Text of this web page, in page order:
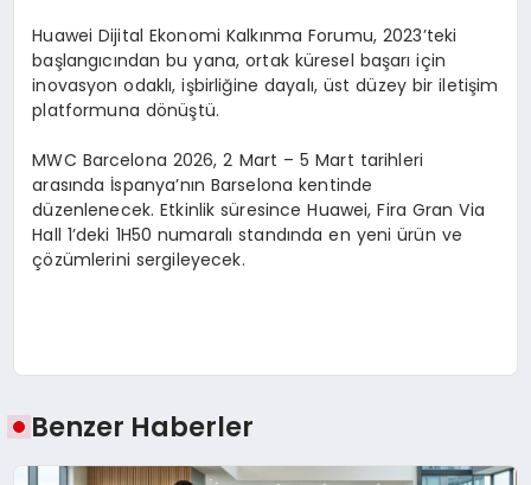
Huawei Dijital Ekonomi Kalkınma Forumu, 2023’teki
başlangıcından bu yana, ortak küresel başarı için
inovasyon odaklı, işbirliğine dayalı, üst düzey bir iletişim
platformuna dönüştü.
MWC Barcelona 2026, 2 Mart – 5 Mart tarihleri
arasında İspanya’nın Barselona kentinde
düzenlenecek. Etkinlik süresince Huawei, Fira Gran Via
Hall 1’deki 1H50 numaralı standında en yeni ürün ve
çözümlerini sergileyecek.
Benzer Haberler